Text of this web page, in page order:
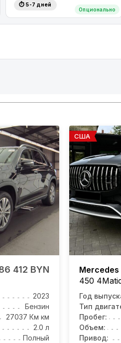
Опционально
⏱ 5-7 дней
412 BYN
2023
Бензин
27037 Км км
2.0 л
Полный
США
Mercedes
450
Год
Тип
Пробег:
Объем:
Привод: